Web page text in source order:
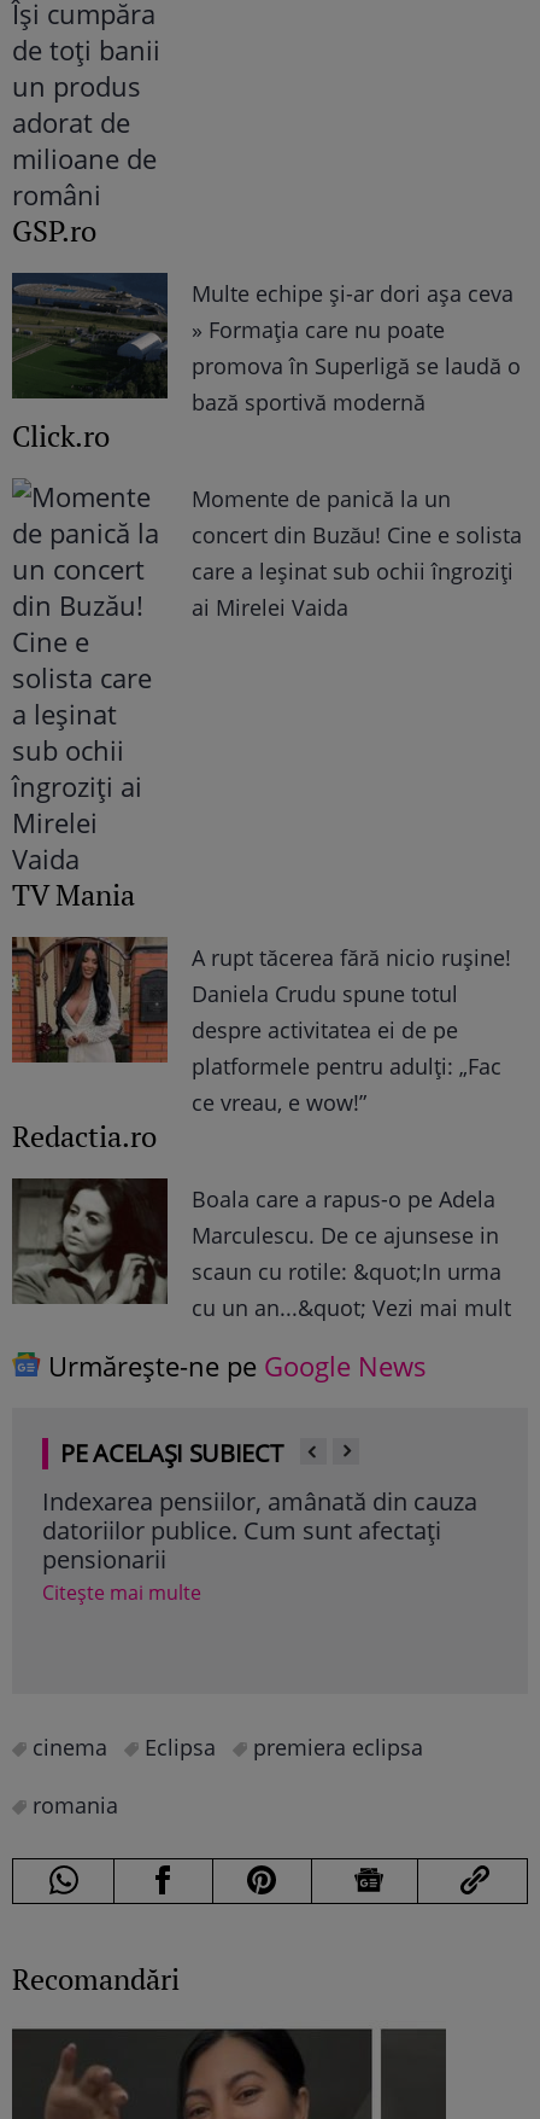
GSP.ro
Multe echipe și-ar dori așa ceva
» Formația care nu poate
promova în Superligă se laudă o
bază sportivă modernă
Click.ro
Momente de panică la un
concert din Buzău! Cine e solista
care a leșinat sub ochii îngroziți
ai Mirelei Vaida
TV Mania
A rupt tăcerea fără nicio rușine!
Daniela Crudu spune totul
despre activitatea ei de pe
platformele pentru adulți: „Fac
ce vreau, e wow!”
Redactia.ro
Boala care a rapus-o pe Adela
Marculescu. De ce ajunsese in
scaun cu rotile: &quot;In urma
cu un an...&quot; Vezi mai mult
Urmărește-ne pe Google News
PE ACELAȘI SUBIECT
Indexarea pensiilor, amânată din cauza
datoriilor publice. Cum sunt afectați
pensionarii
Citește mai multe
cinema Eclipsa
premiera eclipsa
romania
Recomandări